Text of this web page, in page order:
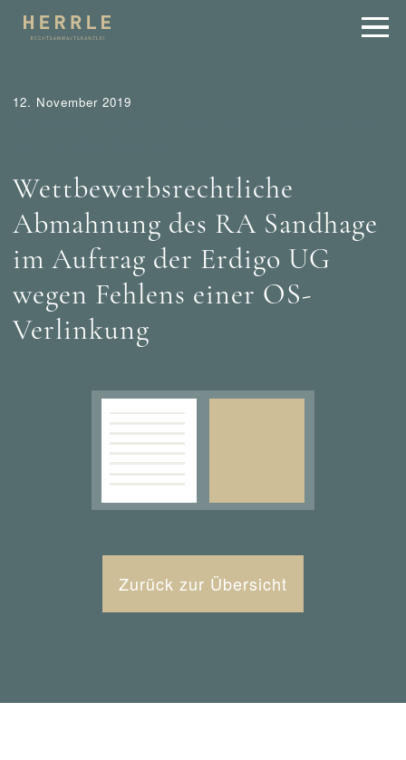
12. November 2019
Wettbewerbsrechtliche
Abmahnung des RA Sandhage
im Auftrag der Erdigo UG
wegen Fehlens einer OS-
Verlinkung
Zurück zur Übersicht